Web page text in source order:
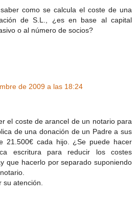
como se calcula el coste de una
de S.L., ¿es en base al capital
o al número de socios?
de 2009 a las 18:24
el coste de arancel de un notario para
de una donación de un Padre a sus
21.500€ cada hijo. ¿Se puede hacer
escritura para reducir los costes
que hacerlo por separado suponiendo
su atención.